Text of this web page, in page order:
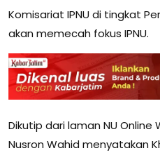
Komisariat IPNU di tingkat
akan memecah fokus IPNU.
Dikutip dari laman NU Online
Nusron Wahid menyatakan